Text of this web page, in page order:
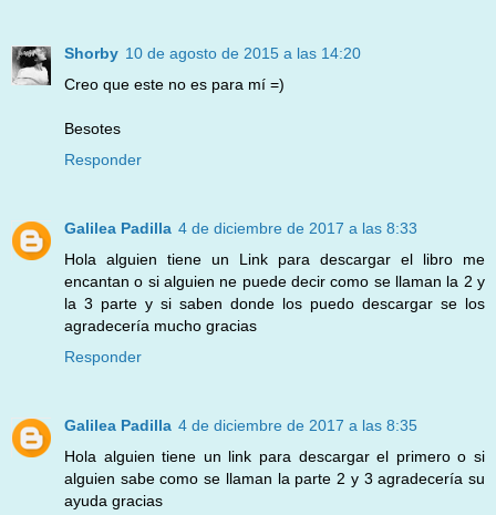
Shorby 10 de agosto de 2015 a las 14:20
Creo que este no es para mí =)
Besotes
Responder
Galilea Padilla 4 de diciembre de 2017 a las 8:33
Hola alguien tiene un Link para descargar el libro me
encantan o si alguien ne puede decir como se llaman la 2 y
la 3 parte y si saben donde los puedo descargar se los
agradecería mucho gracias
Responder
Galilea Padilla 4 de diciembre de 2017 a las 8:35
Hola alguien tiene un link para descargar el primero o si
alguien sabe como se llaman la parte 2 y 3 agradecería su
ayuda gracias